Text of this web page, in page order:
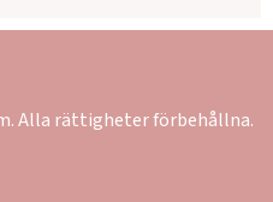
Alla rättigheter förbehållna.